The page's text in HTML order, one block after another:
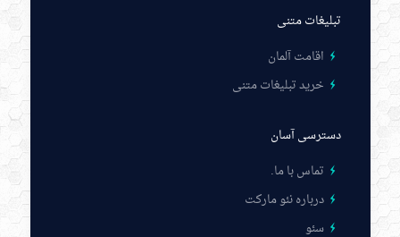
تبلیغات متنی
اقامت آلمان
خرید تبلیغات متنی
دسترسی آسان
تماس با ما.
درباره نئو مارکت
سئو